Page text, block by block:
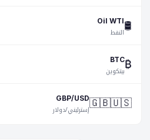
🛢️
Oil WTI
النفط
₿
BTC
بيتكوين
🇬🇧🇺🇸
GBP/USD
إسترليني/دولار